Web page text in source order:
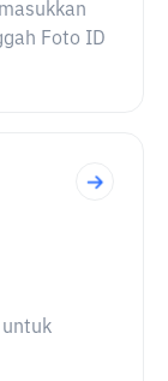
Foto ID
untuk